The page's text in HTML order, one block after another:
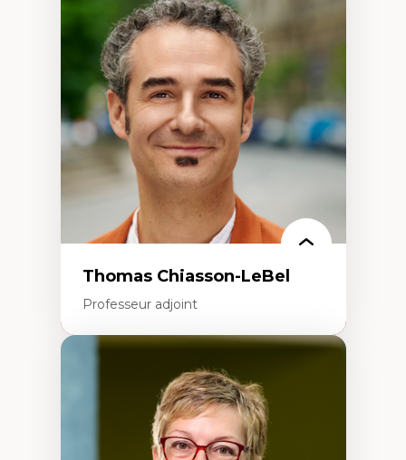
Économie circulaire
Modèles d’affaires durables
Histoire des faits économiques
Gestion durable des ressources naturelles
Écologie industrielle
Aménagement durable du territoire
Développement régional
Coopératives
Télétravail en milieu rural francophone
Transition socio-écologique
Thomas Chiasson-LeBel
Professeur adjoint
Théories du développement
Économie politique comparée
Élites économiques
Sociologie économique
Extractivisme